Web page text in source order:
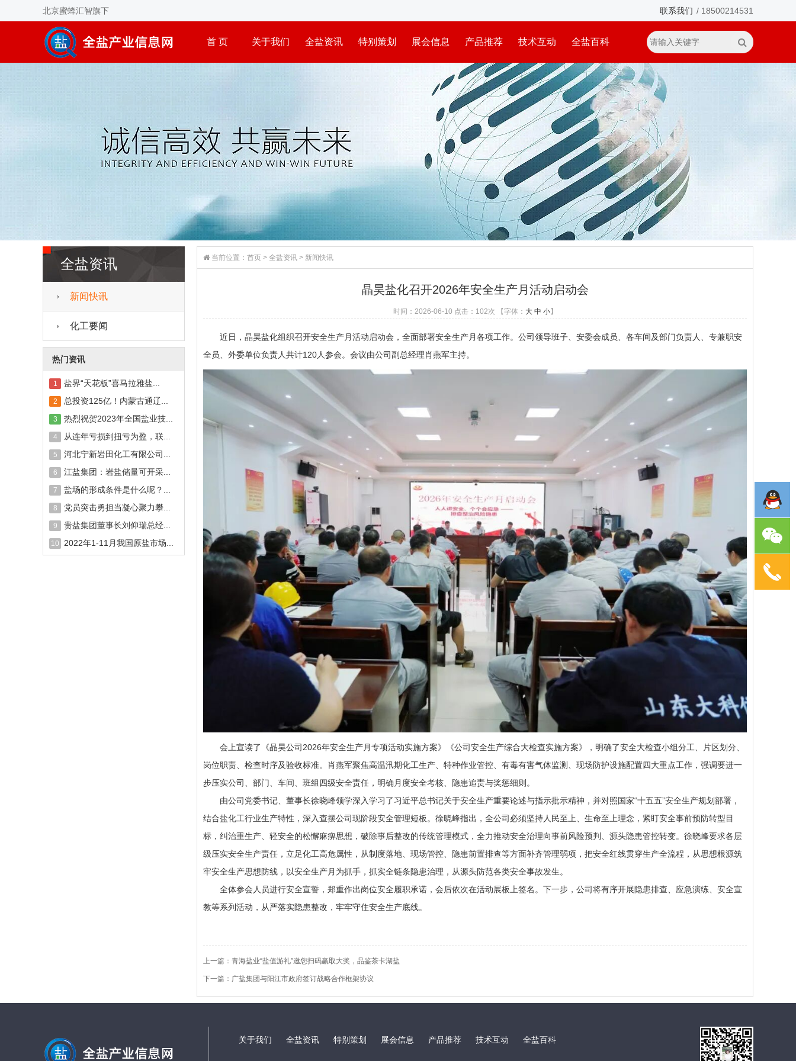
北京蜜蜂汇智旗下 联系我们 / 18500214531
首 页 关于我们 全盐资讯 特别策划 展会信息 产品推荐 技术互动 全盐百科
全盐资讯
新闻快讯
化工要闻
热门资讯
1 盐界“天花板”喜马拉雅盐...
2 总投资125亿！内蒙古通辽...
3 热烈祝贺2023年全国盐业技...
4 从连年亏损到扭亏为盈，联...
5 河北宁新岩田化工有限公司...
6 江盐集团：岩盐储量可开采...
7 盐场的形成条件是什么呢？...
8 党员突击勇担当凝心聚力攀...
9 贵盐集团董事长刘仰瑞总经...
10 2022年1-11月我国原盐市场...
当前位置： 首页 > 全盐资讯 > 新闻快讯
晶昊盐化召开2026年安全生产月活动启动会
时间：2026-06-10 点击： 102次 【字体： 大 中 小】
近日，晶昊盐化组织召开安全生产月活动启动会，全面部署安全生产月各项工作。公司领导班子、安委会成员、各车间及部门负责人、专兼职安
全员、外委单位负责人共计120人参会。会议由公司副总经理肖燕军主持。
会上宣读了《晶昊公司2026年安全生产月专项活动实施方案》《公司安全生产综合大检查实施方案》，明确了安全大检查小组分工、片区划分、
岗位职责、检查时序及验收标准。肖燕军聚焦高温汛期化工生产、特种作业管控、有毒有害气体监测、现场防护设施配置四大重点工作，强调要进一
步压实公司、部门、车间、班组四级安全责任，明确月度安全考核、隐患追责与奖惩细则。
由公司党委书记、董事长徐晓峰领学深入学习了习近平总书记关于安全生产重要论述与指示批示精神，并对照国家“十五五”安全生产规划部署，
结合盐化工行业生产特性，深入查摆公司现阶段安全管理短板。徐晓峰指出，全公司必须坚持人民至上、生命至上理念，紧盯安全事前预防转型目
标，纠治重生产、轻安全的松懈麻痹思想，破除事后整改的传统管理模式，全力推动安全治理向事前风险预判、源头隐患管控转变。徐晓峰要求各层
级压实安全生产责任，立足化工高危属性，从制度落地、现场管控、隐患前置排查等方面补齐管理弱项，把安全红线贯穿生产全流程，从思想根源筑
牢安全生产思想防线，以安全生产月为抓手，抓实全链条隐患治理，从源头防范各类安全事故发生。
全体参会人员进行安全宣誓，郑重作出岗位安全履职承诺，会后依次在活动展板上签名。下一步，公司将有序开展隐患排查、应急演练、安全宣
教等系列活动，从严落实隐患整改，牢牢守住安全生产底线。
上一篇： 青海盐业“盐值游礼”邀您扫码赢取大奖，品鉴茶卡湖盐
下一篇： 广盐集团与阳江市政府签订战略合作框架协议
关于我们 全盐资讯 特别策划 展会信息 产品推荐 技术互动 全盐百科